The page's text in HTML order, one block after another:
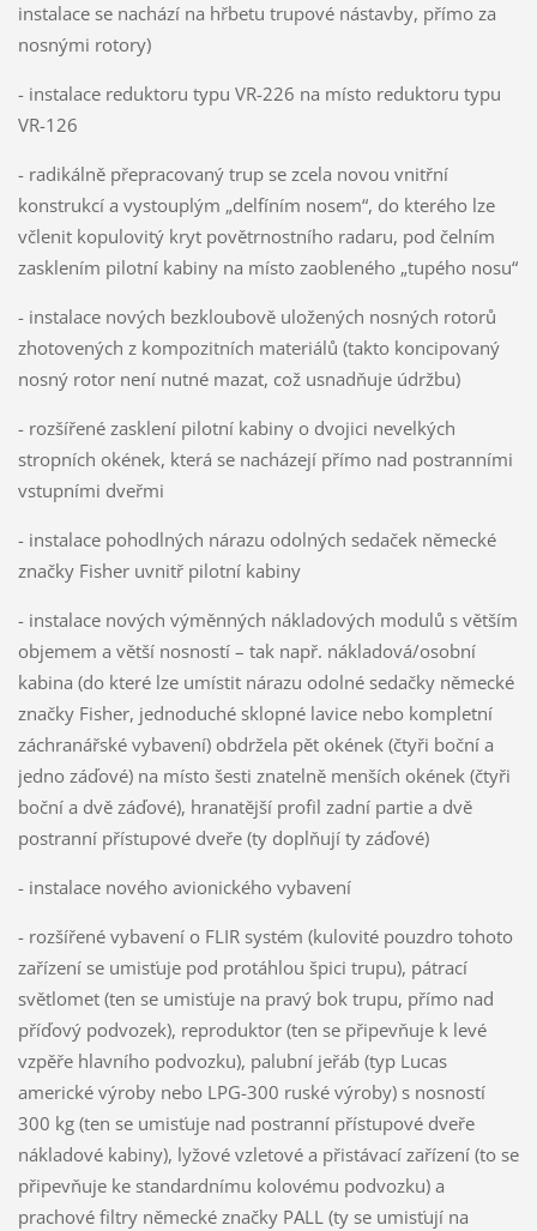
instalace se nachází na hřbetu trupové nástavby, přímo za
nosnými rotory)
- instalace reduktoru typu VR-226 na místo reduktoru typu
VR-126
- radikálně přepracovaný trup se zcela novou vnitřní
konstrukcí a vystouplým „delfíním nosem“, do kterého lze
včlenit kopulovitý kryt povětrnostního radaru, pod čelním
zasklením pilotní kabiny na místo zaobleného „tupého nosu“
- instalace nových bezkloubově uložených nosných rotorů
zhotovených z kompozitních materiálů (takto koncipovaný
nosný rotor není nutné mazat, což usnadňuje údržbu)
- rozšířené zasklení pilotní kabiny o dvojici nevelkých
stropních okének, která se nacházejí přímo nad postranními
vstupními dveřmi
- instalace pohodlných nárazu odolných sedaček německé
značky Fisher uvnitř pilotní kabiny
- instalace nových výměnných nákladových modulů s větším
objemem a větší nosností – tak např. nákladová/osobní
kabina (do které lze umístit nárazu odolné sedačky německé
značky Fisher, jednoduché sklopné lavice nebo kompletní
záchranářské vybavení) obdržela pět okének (čtyři boční a
jedno záďové) na místo šesti znatelně menších okének (čtyři
boční a dvě záďové), hranatější profil zadní partie a dvě
postranní přístupové dveře (ty doplňují ty záďové)
- instalace nového avionického vybavení
- rozšířené vybavení o FLIR systém (kulovité pouzdro tohoto
zařízení se umisťuje pod protáhlou špici trupu), pátrací
světlomet (ten se umisťuje na pravý bok trupu, přímo nad
příďový podvozek), reproduktor (ten se připevňuje k levé
vzpěře hlavního podvozku), palubní jeřáb (typ Lucas
americké výroby nebo LPG-300 ruské výroby) s nosností
300 kg (ten se umisťuje nad postranní přístupové dveře
nákladové kabiny), lyžové vzletové a přistávací zařízení (to se
připevňuje ke standardnímu kolovému podvozku) a
prachové filtry německé značky PALL (ty se umisťují na